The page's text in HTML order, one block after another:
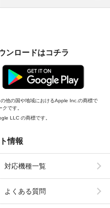
ンロードはコチラ
他の国や地域におけるApple Inc.の商標で
です。
LLC の商標です。
情報
対応機種一覧
よくある質問